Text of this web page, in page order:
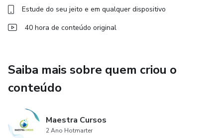
participação no processo axiológico (valorativo) da
Cabocla brasileira.
Estude do seu jeito e em qualquer dispositivo
40 hora de conteúdo original
Saiba mais sobre quem criou o
conteúdo
Maestra Cursos
2 Ano Hotmarter